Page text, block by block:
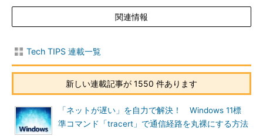
デフォルト共有のプロパティ
Cドライブのルート・ディレクトリに設定されたデ
フォルト共有の情報を表示したところ。Windows
nalでは簡易ファイル共有を無効にすると、すべて
のハードディスクのルートとWindowsのフォルダ
が管理用に共有設定され、Administratorsグルー
プのメンバーだけがアクセス可能になる。
こちらを選択すれば、管理共有を停止させ
（2）共有名の末尾に「$」が付いている場合に
は、一種の「隠し共有フォルダ」になり、ほかの
コンピュータが通常の方法でブラウズしても表示
関連情報
Tech TIPS 連載一覧
新しい連載記事が 1550 件あります
「ネットが遅い」を自力で解決！ Windows 11標
準コマンド「tracert」で通信経路を丸裸にする方法